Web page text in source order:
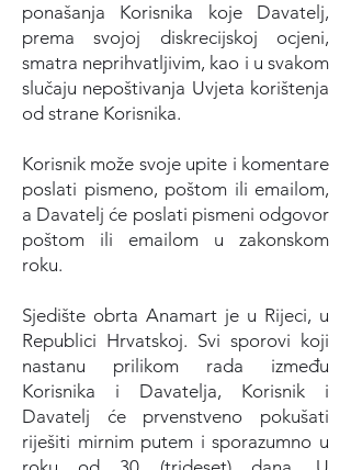
ponašanja Korisnika koje Davatelj,
prema svojoj diskrecijskoj ocjeni,
smatra neprihvatljivim, kao i u svakom
slučaju nepoštivanja Uvjeta korištenja
od strane Korisnika.
Korisnik može svoje upite i komentare
poslati pismeno, poštom ili emailom,
a Davatelj će poslati pismeni odgovor
poštom ili emailom u zakonskom
roku.
Sjedište obrta Anamart je u Rijeci, u
Republici Hrvatskoj. Svi sporovi koji
nastanu prilikom rada između
Korisnika i Davatelja, Korisnik i
Davatelj će prvenstveno pokušati
riješiti mirnim putem i sporazumno u